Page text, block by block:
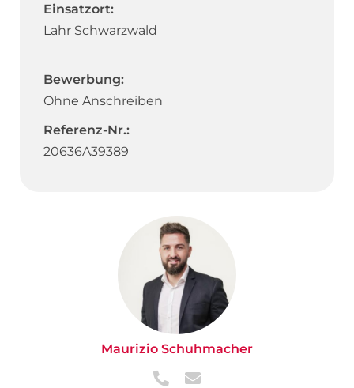
Einsatzort:
Lahr Schwarzwald
Bewerbung:
Ohne Anschreiben
Referenz-Nr.:
20636A39389
Maurizio Schuhmacher